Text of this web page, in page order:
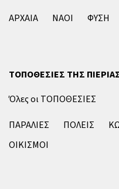
ΑΡΧΑΙΑ
ΝΑΟΙ ΦΥΣΗ
ΤΟΠΟΘΕΣΙΕΣ ΤΗΣ
Όλες οι ΤΟΠΟΘΕΣΙΕΣ
ΠΑΡΑΛΙΕΣ
ΠΟΛΕΙΣ
ΟΙΚΙΣΜΟΙ